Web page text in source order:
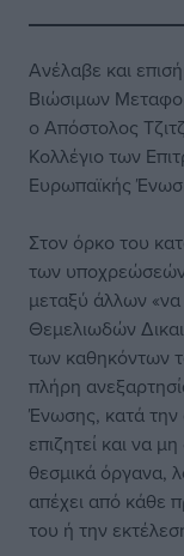
Ανέλαβε και
Βιώσιμων
ο Απόστολος
Κολλέγιο των
Ευρωπαϊκής
Στον όρκο του
των υποχρεώσεών
μεταξύ άλλων «να
Θεμελιωδών
των καθηκόντων
πλήρη
Ένωσης, κατά
επιζητεί και να
θεσμικά όργανα,
απέχει από κάθε
του ή την